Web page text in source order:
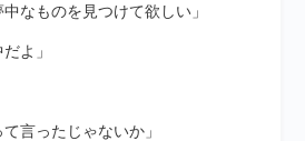
なものを見つけて欲しい」
よ」
言ったじゃないか」